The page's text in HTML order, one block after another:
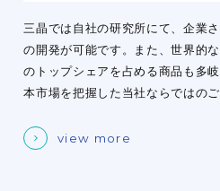
三晶では自社の研究所にて、企業
の開発が可能です。また、世界的
のトップシェアを占める商品も多
本市場を把握した当社ならではのご
view more